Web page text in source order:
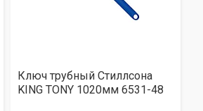
Ключ трубный Стиллсона
KING TONY 1020мм 6531-48